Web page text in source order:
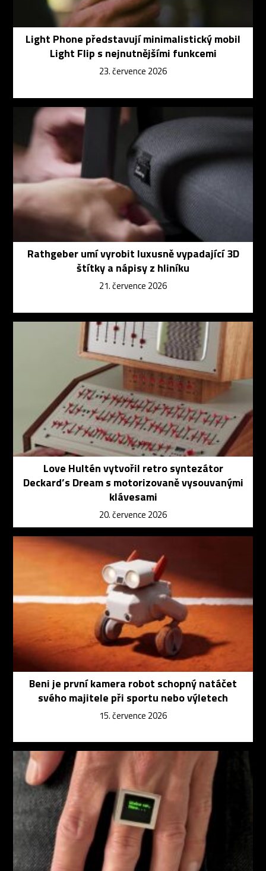
Light Phone představují minimalistický mobil
Light Flip s nejnutnějšími funkcemi
23. července 2026
Rathgeber umí vyrobit luxusně vypadající 3D
štítky a nápisy z hliníku
21. července 2026
Love Hultén vytvořil retro syntezátor
Deckard’s Dream s motorizovaně vysouvanými
klávesami
20. července 2026
Beni je první kamera robot schopný natáčet
svého majitele při sportu nebo výletech
15. července 2026